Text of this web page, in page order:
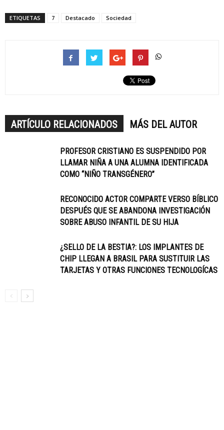
ETIQUETAS 7 Destacado Sociedad
ARTÍCULO RELACIONADOS MÁS DEL AUTOR
PROFESOR CRISTIANO ES SUSPENDIDO POR
LLAMAR NIÑA A UNA ALUMNA IDENTIFICADA
COMO “NIÑO TRANSGÉNERO”
RECONOCIDO ACTOR COMPARTE VERSO BÍBLICO
DESPUÉS QUE SE ABANDONA INVESTIGACIÓN
SOBRE ABUSO INFANTIL DE SU HIJA
¿SELLO DE LA BESTIA?: LOS IMPLANTES DE
CHIP LLEGAN A BRASIL PARA SUSTITUIR LAS
TARJETAS Y OTRAS FUNCIONES TECNOLOGÍCAS